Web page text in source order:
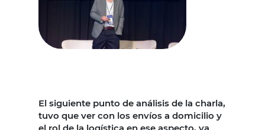
El siguiente punto de análisis de la charla,
tuvo que ver con los envíos a domicilio y